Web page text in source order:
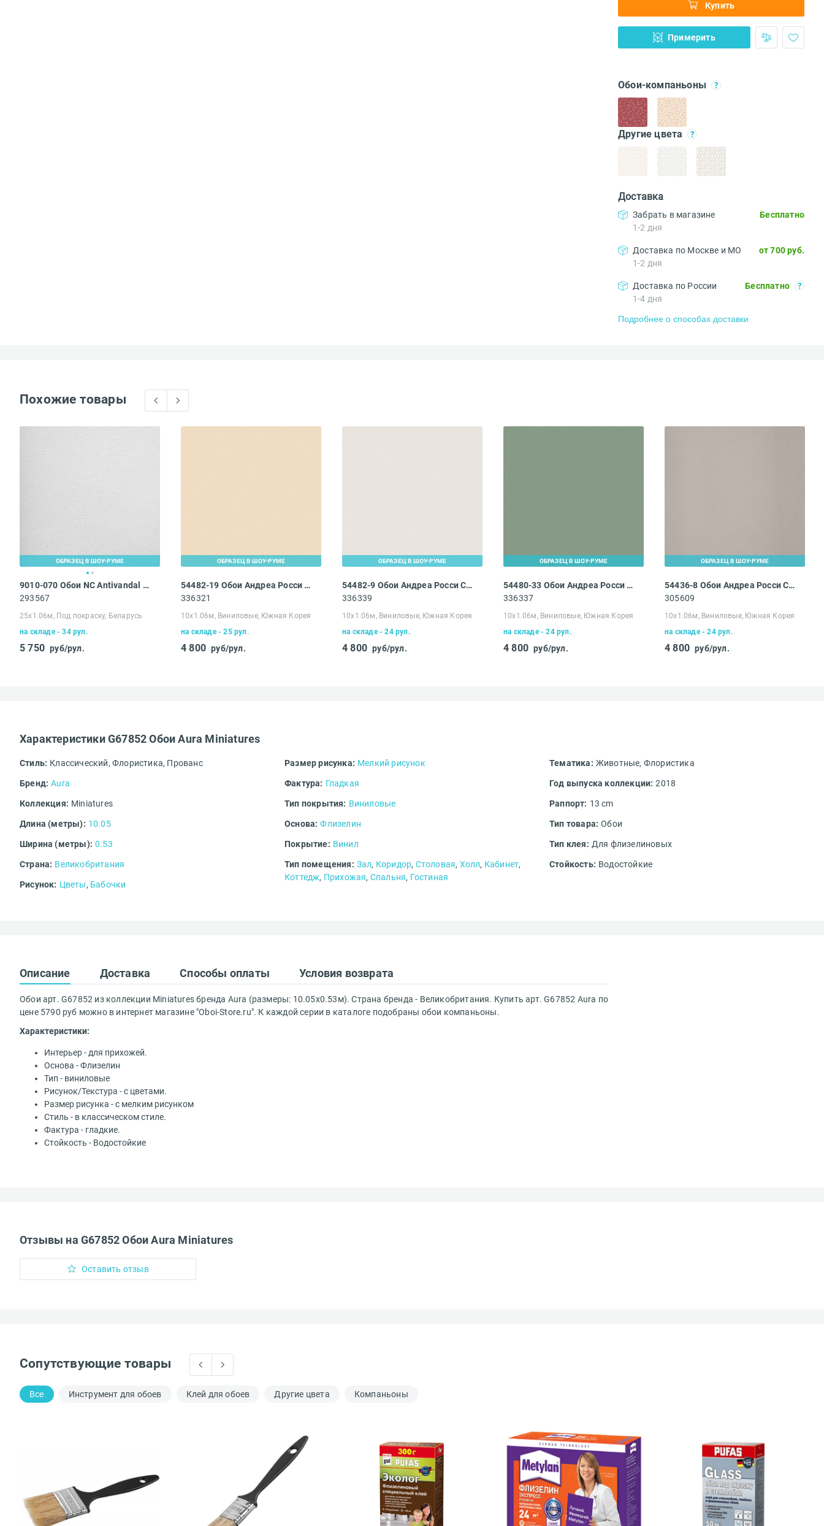
Купить
Примерить
Обои-компаньоны
Другие цвета
Доставка
Забрать в магазине
1-2 дня
Бесплатно
Доставка по Москве и МО
1-2 дня
от 700 руб.
Доставка по России
1-4 дня
Бесплатно
Подробнее о способах доставки
Похожие товары
ОБРАЗЕЦ В ШОУ-РУМЕ
9010-070 Обои NC Antivandal Тисненный флизелин
293567
25х1.06м, Под покраску, Беларусь
на складе - 34 рул.
5 750 руб/рул.
ОБРАЗЕЦ В ШОУ-РУМЕ
54482-19 Обои Андреа Росси Спектрум Бум
336321
10х1.06м, Виниловые, Южная Корея
на складе - 25 рул.
4 800 руб/рул.
ОБРАЗЕЦ В ШОУ-РУМЕ
54482-9 Обои Андреа Росси Спектрум Бум
336339
10х1.06м, Виниловые, Южная Корея
на складе - 24 рул.
4 800 руб/рул.
ОБРАЗЕЦ В ШОУ-РУМЕ
54480-33 Обои Андреа Росси Спектрум Бум
336337
10х1.06м, Виниловые, Южная Корея
на складе - 24 рул.
4 800 руб/рул.
ОБРАЗЕЦ В ШОУ-РУМЕ
54436-8 Обои Андреа Росси Спектрум Тренд
305609
10х1.06м, Виниловые, Южная Корея
на складе - 24 рул.
4 800 руб/рул.
Характеристики G67852 Обои Aura Miniatures
Стиль: Классический, Флористика, Прованс
Бренд: Aura
Коллекция: Miniatures
Длина (метры): 10.05
Ширина (метры): 0.53
Страна: Великобритания
Рисунок: Цветы, Бабочки
Размер рисунка: Мелкий рисунок
Фактура: Гладкая
Тип покрытия: Виниловые
Основа: Флизелин
Покрытие: Винил
Тип помещения: Зал, Коридор, Столовая, Холл, Кабинет,
Коттедж, Прихожая, Спальня, Гостиная
Тематика: Животные, Флористика
Год выпуска коллекции: 2018
Раппорт: 13 cm
Тип товара: Обои
Тип клея: Для флизелиновых
Стойкость: Водостойкие
Описание Доставка Способы оплаты Условия возврата
Обои арт. G67852 из коллекции Miniatures бренда Aura (размеры: 10.05х0.53м). Страна бренда - Великобритания. Купить арт. G67852 Aura по
цене 5790 руб можно в интернет магазине "Oboi-Store.ru". К каждой серии в каталоге подобраны обои компаньоны.
Характеристики:
Интерьер - для прихожей.
Основа - Флизелин
Тип - виниловые
Рисунок/Текстура - с цветами.
Размер рисунка - с мелким рисунком
Стиль - в классическом стиле.
Фактура - гладкие.
Стойкость - Водостойкие
Отзывы на G67852 Обои Aura Miniatures
Оставить отзыв
Сопутствующие товары
Все Инструмент для обоев Клей для обоев Другие цвета Компаньоны
Получать эксклюзивные скидки и
предложения
Достоинства
Добавить изображение
Загрузить можно файлы форматов: jpeg, jpg, png. Максимум 10 изображении.
Доставка за пределы МКАД
Вам понравился сайт?*
Ваше имя*